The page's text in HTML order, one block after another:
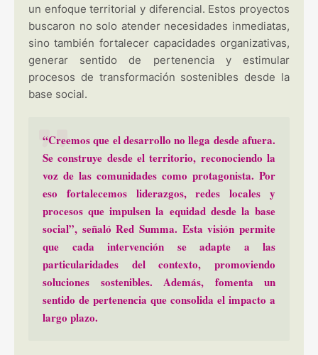
un enfoque territorial y diferencial. Estos proyectos
buscaron no solo atender necesidades inmediatas,
sino también fortalecer capacidades organizativas,
generar sentido de pertenencia y estimular
procesos de transformación sostenibles desde la
base social.
“Creemos que el desarrollo no llega desde afuera.
Se construye desde el territorio, reconociendo la
voz de las comunidades como protagonista. Por
eso fortalecemos liderazgos, redes locales y
procesos que impulsen la equidad desde la base
social”, señaló Red Summa. Esta visión permite
que cada intervención se adapte a las
particularidades del contexto, promoviendo
soluciones sostenibles. Además, fomenta un
sentido de pertenencia que consolida el impacto a
largo plazo.